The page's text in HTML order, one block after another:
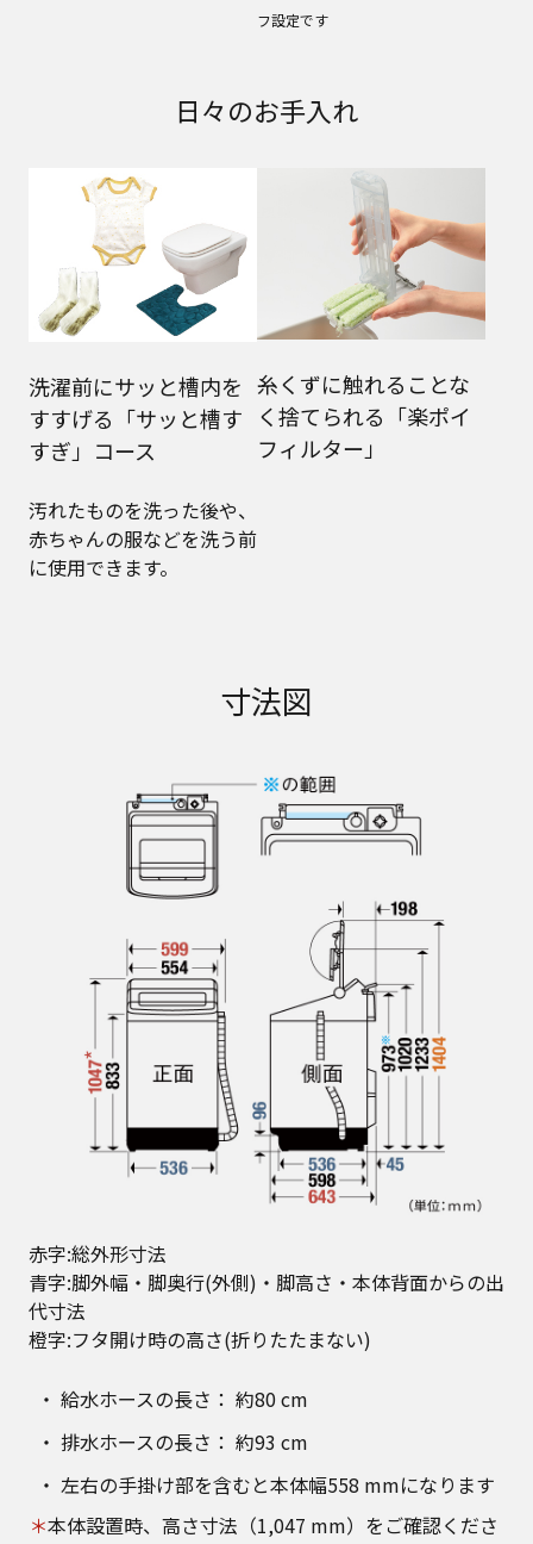
フ設定です
日々のお手入れ
洗濯前にサッと槽内を
すすげる「サッと槽す
すぎ」コース
汚れたものを洗った後や、
赤ちゃんの服などを洗う前
に使用できます。
糸くずに触れることな
く捨てられる「楽ポイ
フィルター」
寸法図
赤字:総外形寸法
青字:脚外幅・脚奥行(外側)・脚高さ・本体背面からの出
代寸法
橙字:フタ開け時の高さ(折りたたまない)
給水ホースの長さ： 約80 cm
排水ホースの長さ： 約93 cm
左右の手掛け部を含むと本体幅558 mmになります
＊本体設置時、高さ寸法（1,047 mm）をご確認くださ